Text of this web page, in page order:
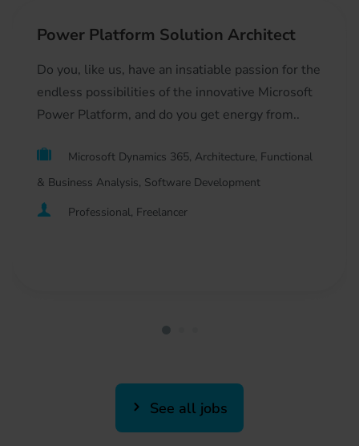
Power Platform Solution Architect
Do you, like us, have an insatiable passion for the
endless possibilities of the innovative Microsoft
Power Platform, and do you get energy from..
Microsoft Dynamics 365, Architecture, Functional
& Business Analysis, Software Development
Professional, Freelancer
See all jobs